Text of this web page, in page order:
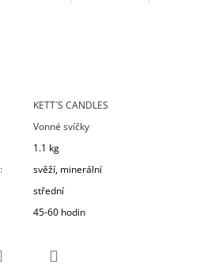
KETT´S CANDLES
Vonné svíčky
1.1 kg
:
svěží, minerální
střední
45-60 hodin